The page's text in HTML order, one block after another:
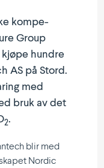
kompe­
Group
kjøpe hundre
AS på Stord.
med
bruk av det
2.
blir med
Nordic